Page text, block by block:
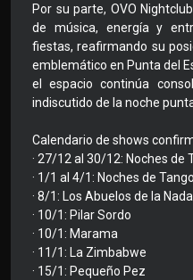
Por su parte, OVO
de música, energía y
fiestas, reafirmando su
emblemático en Punta del
el espacio continúa
indiscutido de la noche
Calendario de shows
· 27/12 al 30/12: Noches de
· 1/1 al 4/1: Noches de Tango
· 8/1: Los Abuelos de la Nada
· 10/1: Pilar Sordo
· 10/1: Marama
· 11/1: La Zimbabwe
· 15/1: Pequeño Pez